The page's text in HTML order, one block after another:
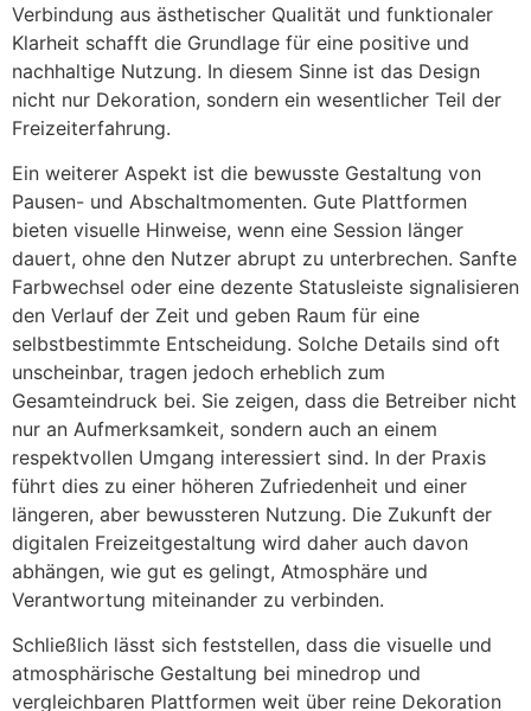
Verbindung aus ästhetischer Qualität und funktionaler
Klarheit schafft die Grundlage für eine positive und
nachhaltige Nutzung. In diesem Sinne ist das Design
nicht nur Dekoration, sondern ein wesentlicher Teil der
Freizeiterfahrung.
Ein weiterer Aspekt ist die bewusste Gestaltung von
Pausen- und Abschaltmomenten. Gute Plattformen
bieten visuelle Hinweise, wenn eine Session länger
dauert, ohne den Nutzer abrupt zu unterbrechen. Sanfte
Farbwechsel oder eine dezente Statusleiste signalisieren
den Verlauf der Zeit und geben Raum für eine
selbstbestimmte Entscheidung. Solche Details sind oft
unscheinbar, tragen jedoch erheblich zum
Gesamteindruck bei. Sie zeigen, dass die Betreiber nicht
nur an Aufmerksamkeit, sondern auch an einem
respektvollen Umgang interessiert sind. In der Praxis
führt dies zu einer höheren Zufriedenheit und einer
längeren, aber bewussteren Nutzung. Die Zukunft der
digitalen Freizeitgestaltung wird daher auch davon
abhängen, wie gut es gelingt, Atmosphäre und
Verantwortung miteinander zu verbinden.
Schließlich lässt sich feststellen, dass die visuelle und
atmosphärische Gestaltung bei minedrop und
vergleichbaren Plattformen weit über reine Dekoration